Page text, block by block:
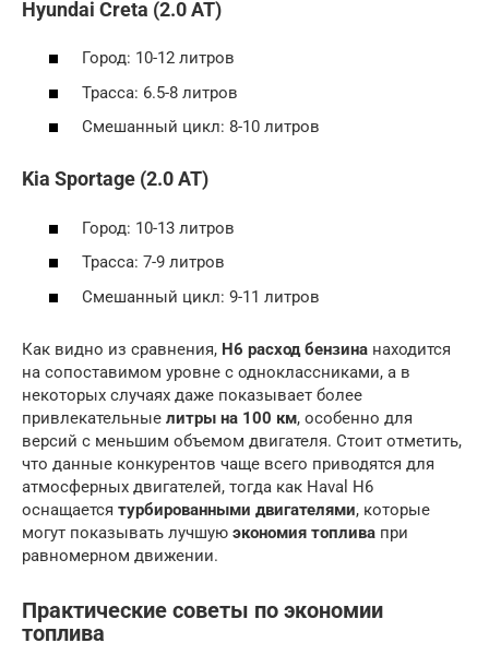
Hyundai Creta (2.0 AT)
Город: 10-12 литров
Трасса: 6.5-8 литров
Смешанный цикл: 8-10 литров
Kia Sportage (2.0 AT)
Город: 10-13 литров
Трасса: 7-9 литров
Смешанный цикл: 9-11 литров
Как видно из сравнения, H6 расход бензина находится
на сопоставимом уровне с одноклассниками, а в
некоторых случаях даже показывает более
привлекательные литры на 100 км, особенно для
версий с меньшим объемом двигателя. Стоит отметить,
что данные конкурентов чаще всего приводятся для
атмосферных двигателей, тогда как Haval H6
оснащается турбированными двигателями, которые
могут показывать лучшую экономия топлива при
равномерном движении.
Практические советы по экономии
топлива